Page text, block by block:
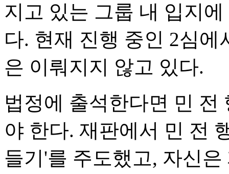
지고 있는 그룹 내 입지
다. 현재 진행 중인 2심
은 이뤄지지 않고 있다.
법정에 출석한다면 민 전
야 한다. 재판에서 민 전
들기'를 주도했고, 자신